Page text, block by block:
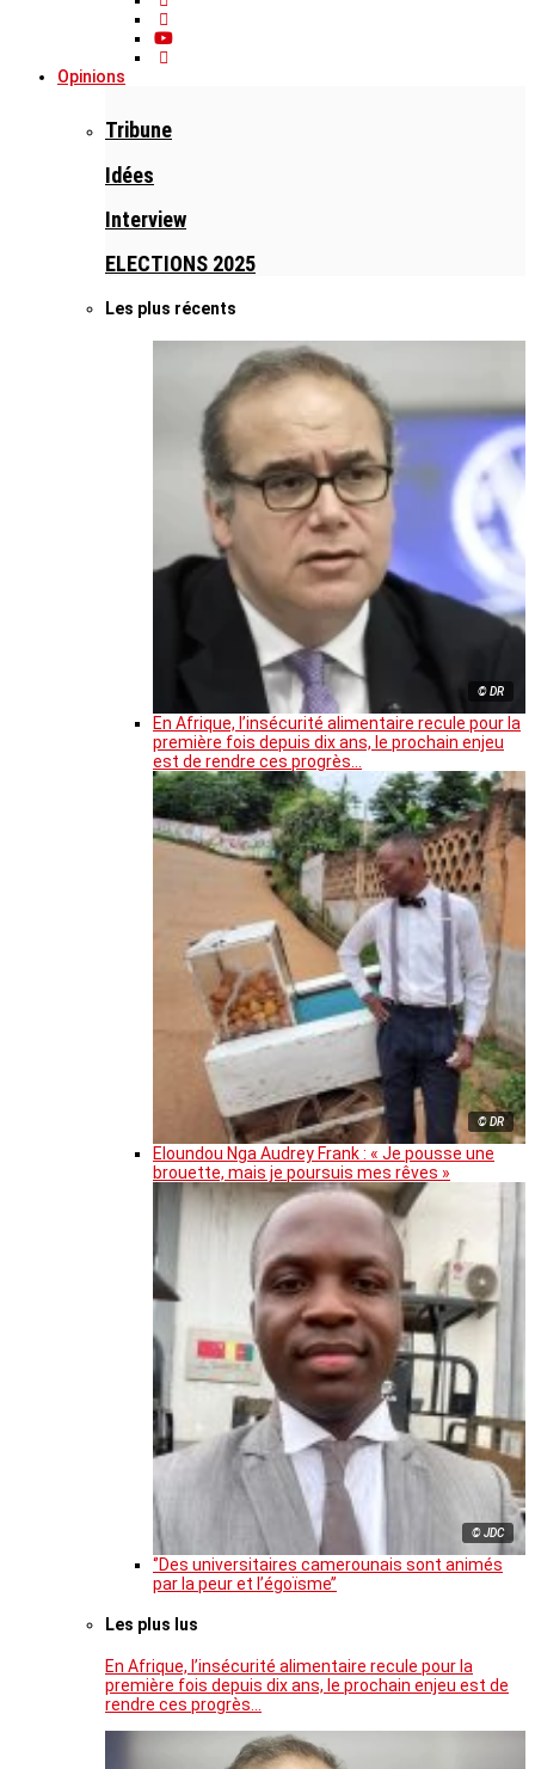
Opinions
Tribune
Idées
Interview
ELECTIONS 2025
Les plus récents
© DR
En Afrique, l’insécurité alimentaire recule pour la
première fois depuis dix ans, le prochain enjeu
est de rendre ces progrès…
© DR
Eloundou Nga Audrey Frank : « Je pousse une
brouette, mais je poursuis mes rêves »
© JDC
‘’Des universitaires camerounais sont animés
par la peur et l’égoïsme’’
Les plus lus
En Afrique, l’insécurité alimentaire recule pour la
première fois depuis dix ans, le prochain enjeu est de
rendre ces progrès…